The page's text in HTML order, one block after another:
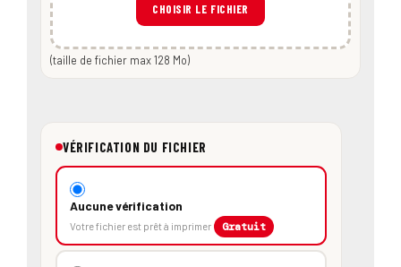
CHOISIR LE FICHIER
(taille de fichier max 128 Mo)
VÉRIFICATION DU FICHIER
Aucune vérification
Votre fichier est prêt à imprimer Gratuit